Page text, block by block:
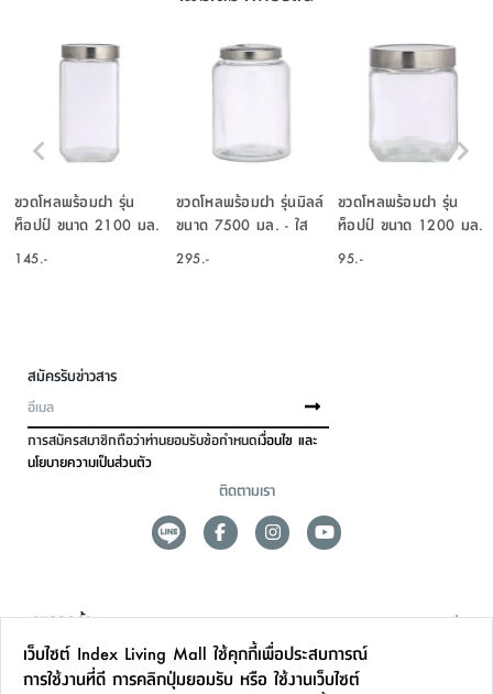
ขวดโหลพร้อมฝา รุ่น
ท็อปป์ ขนาด 2100 มล.
145.-
ขวดโหลพร้อมฝา รุ่นมิลล์
ขนาด 7500 มล. - ใส
295.-
ขวดโหลพร้อมฝา รุ่น
ท็อปป์ ขนาด 1200 มล.
95.-
สมัครรับข่าวสาร
การสมัครสมาชิกถือว่าท่านยอมรับข้อกำหนดเงื่อนไข และ
นโยบายความเป็นส่วนตัว
ติดตามเรา
ดูแลลูกค้า
สาขาและการบริการ
เว็บไซต์ Index Living Mall ใช้คุกกี้เพื่อประสบการณ์
การใช้งานที่ดี การคลิกปุ่มยอมรับ หรือ ใช้งานเว็บไซต์